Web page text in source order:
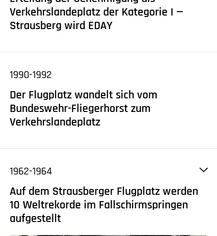
Verkehrslandeplatz der Kategorie I —
Strausberg wird EDAY
1990-1992
Der Flugplatz wandelt sich vom
Bundeswehr-Fliegerhorst zum
Verkehrslandeplatz
1962-1964
Auf dem Strausberger Flugplatz werden
10 Weltrekorde im Fallschirmspringen
aufgestellt